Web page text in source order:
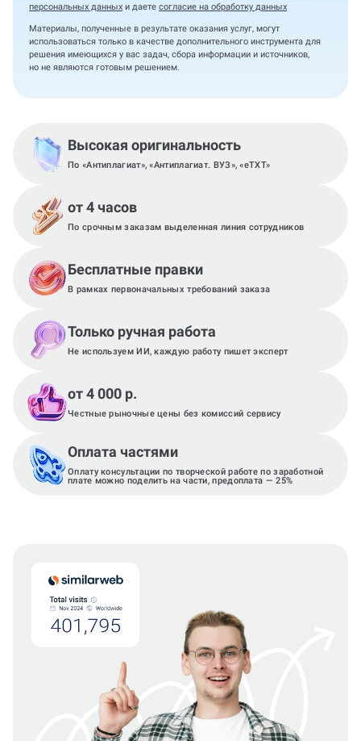
персональных данных и даете согласие на обработку данных
Материалы, полученные в результате оказания услуг, могут
использоваться только в качестве дополнительного инструмента для
решения имеющихся у вас задач, сбора информации и источников,
но не являются готовым решением.
Высокая оригинальность
По «Антиплагиат», «Антиплагиат. ВУЗ», «eTXT»
от 4 часов
По срочным заказам выделенная линия сотрудников
Бесплатные правки
В рамках первоначальных требований заказа
Только ручная работа
Не используем ИИ, каждую работу пишет эксперт
от 4 000 р.
Честные рыночные цены без комиссий сервису
Оплата частями
Оплату консультации по творческой работе по заработной
плате можно поделить на части, предоплата — 25%